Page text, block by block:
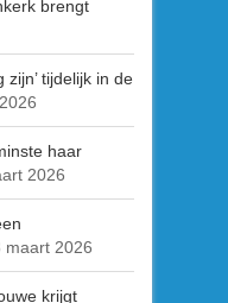
brengt
zijn’ tijdelijk in de
haar
2026
maart 2026
krijgt